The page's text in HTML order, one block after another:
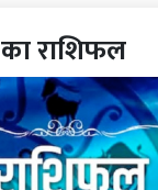
का राशिफल